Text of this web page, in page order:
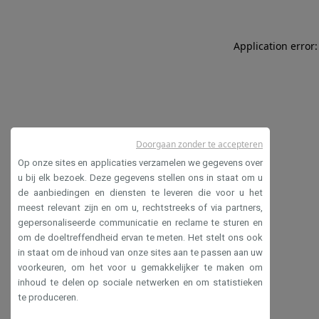
Application
Op onze sites en applicaties verzamelen we gegevens over
u bij elk bezoek. Deze gegevens stellen ons in staat om u
de aanbiedingen en diensten te leveren die voor u het
meest relevant zijn en om u, rechtstreeks of via partners,
gepersonaliseerde communicatie en reclame te sturen en
om de doeltreffendheid ervan te meten. Het stelt ons ook
in staat om de inhoud van onze sites aan te passen aan uw
voorkeuren, om het voor u gemakkelijker te maken om
inhoud te delen op sociale netwerken en om statistieken
te produceren.
Doorgaan zonder te accepteren